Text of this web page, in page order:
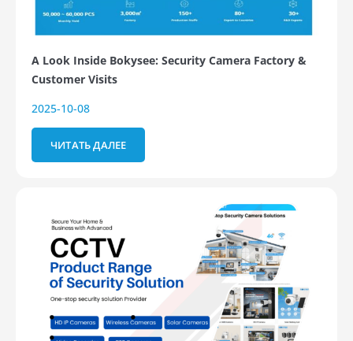
A Look Inside Bokysee: Security Camera Factory &
Customer Visits
2025-10-08
ЧИТАТЬ ДАЛЕЕ